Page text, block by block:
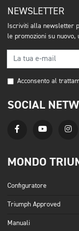
NEWSLETTER
Iscriviti alla newsletter
le promozioni su nuovo,
Acconsento al
SOCIAL
MONDO
Configuratore
Triumph Approved
Manuali